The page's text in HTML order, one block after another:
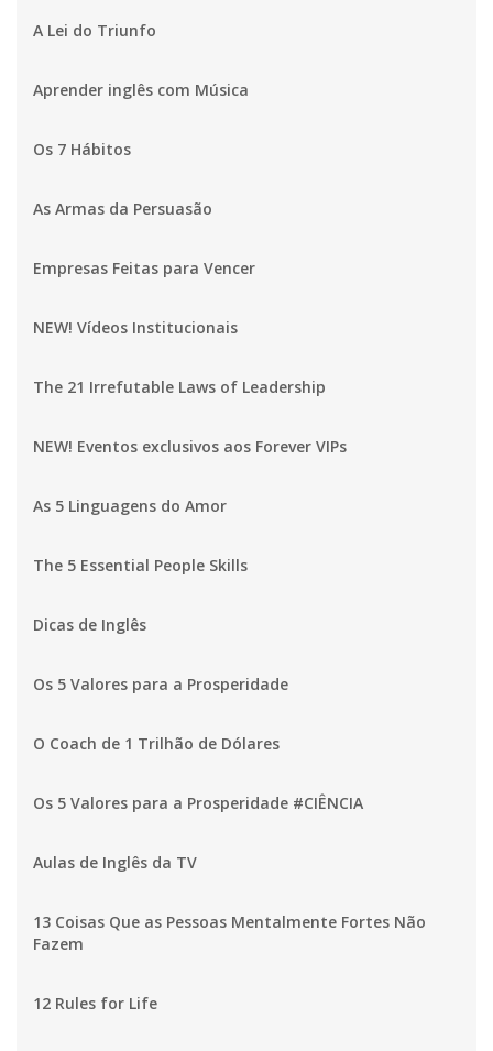
A Lei do Triunfo
Aprender inglês com Música
Os 7 Hábitos
As Armas da Persuasão
Empresas Feitas para Vencer
NEW! Vídeos Institucionais
The 21 Irrefutable Laws of Leadership
NEW! Eventos exclusivos aos Forever VIPs
As 5 Linguagens do Amor
The 5 Essential People Skills
Dicas de Inglês
Os 5 Valores para a Prosperidade
O Coach de 1 Trilhão de Dólares
Os 5 Valores para a Prosperidade #CIÊNCIA
Aulas de Inglês da TV
13 Coisas Que as Pessoas Mentalmente Fortes Não
Fazem
12 Rules for Life